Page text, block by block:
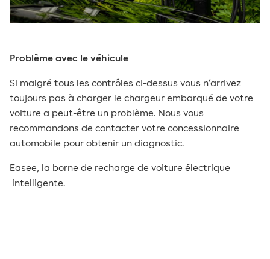
Problème avec le véhicule
Si malgré tous les contrôles ci-dessus vous n’arrivez
toujours pas à charger le chargeur embarqué de votre
voiture a peut-être un problème. Nous vous
recommandons de contacter votre concessionnaire
automobile pour obtenir un diagnostic.
Easee, la borne de recharge de voiture électrique
intelligente.